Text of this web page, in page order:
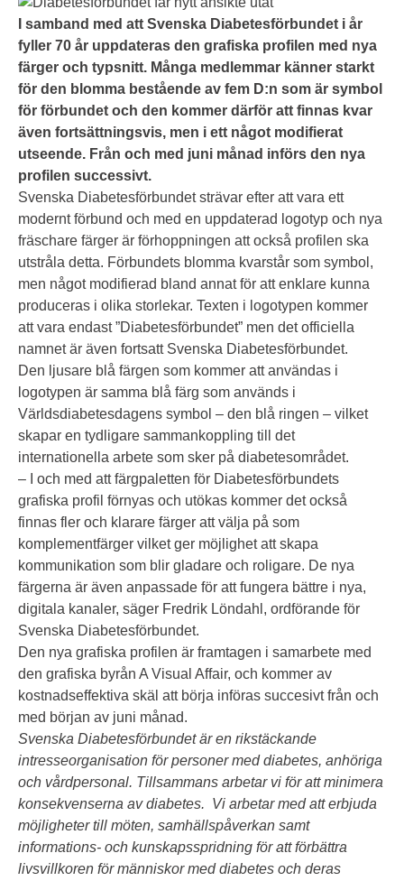
I samband med att Svenska Diabetesförbundet i år
fyller 70 år uppdateras den grafiska profilen med nya
färger och typsnitt. Många medlemmar känner starkt
för den blomma bestående av fem D:n som är symbol
för förbundet och den kommer därför att finnas kvar
även fortsättningsvis, men i ett något modifierat
utseende. Från och med juni månad införs den nya
profilen successivt.
Svenska Diabetesförbundet strävar efter att vara ett
modernt förbund och med en uppdaterad logotyp och nya
fräschare färger är förhoppningen att också profilen ska
utstråla detta. Förbundets blomma kvarstår som symbol,
men något modifierad bland annat för att enklare kunna
produceras i olika storlekar. Texten i logotypen kommer
att vara endast ”Diabetesförbundet” men det officiella
namnet är även fortsatt Svenska Diabetesförbundet.
Den ljusare blå färgen som kommer att användas i
logotypen är samma blå färg som används i
Världsdiabetesdagens symbol – den blå ringen – vilket
skapar en tydligare sammankoppling till det
internationella arbete som sker på diabetesområdet.
– I och med att färgpaletten för Diabetesförbundets
grafiska profil förnyas och utökas kommer det också
finnas fler och klarare färger att välja på som
komplementfärger vilket ger möjlighet att skapa
kommunikation som blir gladare och roligare. De nya
färgerna är även anpassade för att fungera bättre i nya,
digitala kanaler, säger Fredrik Löndahl, ordförande för
Svenska Diabetesförbundet.
Den nya grafiska profilen är framtagen i samarbete med
den grafiska byrån A Visual Affair, och kommer av
kostnadseffektiva skäl att börja införas succesivt från och
med början av juni månad.
Svenska Diabetesförbundetär en rikstäckande
intresseorganisation för personer med diabetes, anhöriga
och vårdpersonal. Tillsammans arbetar vi för att minimera
konsekvenserna av diabetes. Vi arbetar medatt erbjuda
möjligheter till möten, samhällspåverkan samt
informations- och kunskapsspridning för att förbättra
livsvillkoren för människor med diabetes och deras